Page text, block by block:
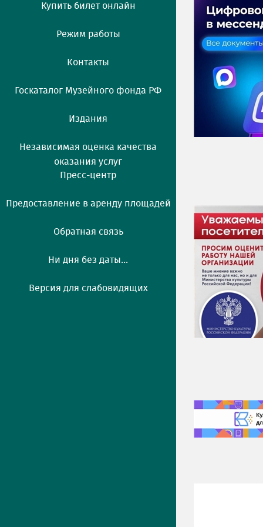
Купить билет онлайн
Режим работы
Контакты
Госкаталог Музейного фонда РФ
Издания
Независимая оценка качества
оказания услуг
Пресс-центр
Предоставление в аренду площадей
Обратная связь
Ни дня без даты...
Версия для слабовидящих